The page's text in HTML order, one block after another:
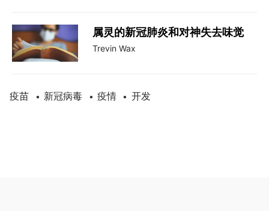
属灵的新冠肺炎和对神失去味觉
Trevin Wax
疫苗 • 新冠病毒 • 疫情 • 开发